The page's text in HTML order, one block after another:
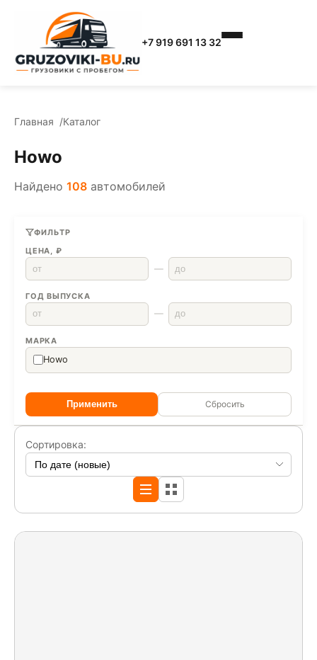
+7 919 691 13 32
Главная Каталог
Howo
Найдено 108 автомобилей
ФИЛЬТР
ЦЕНА, ₽
—
ГОД ВЫПУСКА
—
МАРКА
Howo
Применить Сбросить
Сортировка: